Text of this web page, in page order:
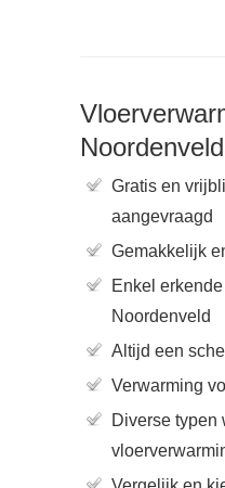
Gratis en
aangevraagd
Gemakkelijk
Enkel
Noordenveld
Altijd een
Verwarming
Diverse typen